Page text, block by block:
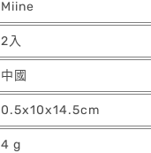
Miine
2入
中國
0.5x10x14.5cm
4 g